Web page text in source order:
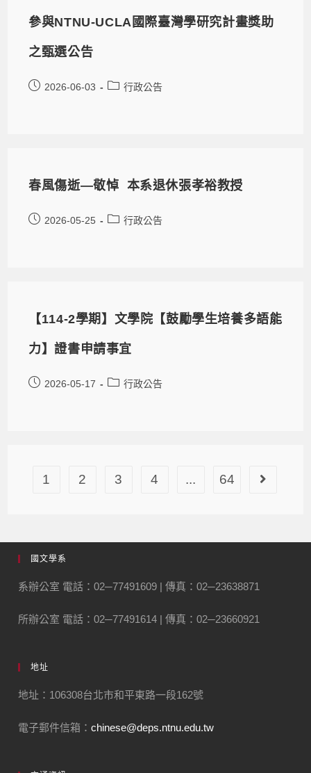
參與NTNU-UCLA國際臺灣學研究計畫獎助
之甄選公告
2026-06-03 行政公告
春風傷逝—敬悼 本系退休張孝裕教授
2026-05-25 行政公告
【114-2學期】文學院【鼓勵學生培養多語能
力】證書申請事宜
2026-05-17 行政公告
1 2 3 4 ... 64
國文學系
系辦公室 電話：02─77491609 | 傳真：02─23638871
所辦公室 電話：02─77491614 | 傳真：02─23660921
地址
地址：106308台北市和平東路一段162號
電子郵件信箱：chinese@deps.ntnu.edu.tw